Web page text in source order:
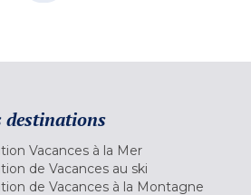
destinations
Vacances à la Mer
de Vacances au ski
de Vacances à la Montagne